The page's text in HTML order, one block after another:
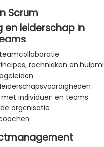
Scrum
en leiderschap in
technieken en
individuen en teams
organisatie